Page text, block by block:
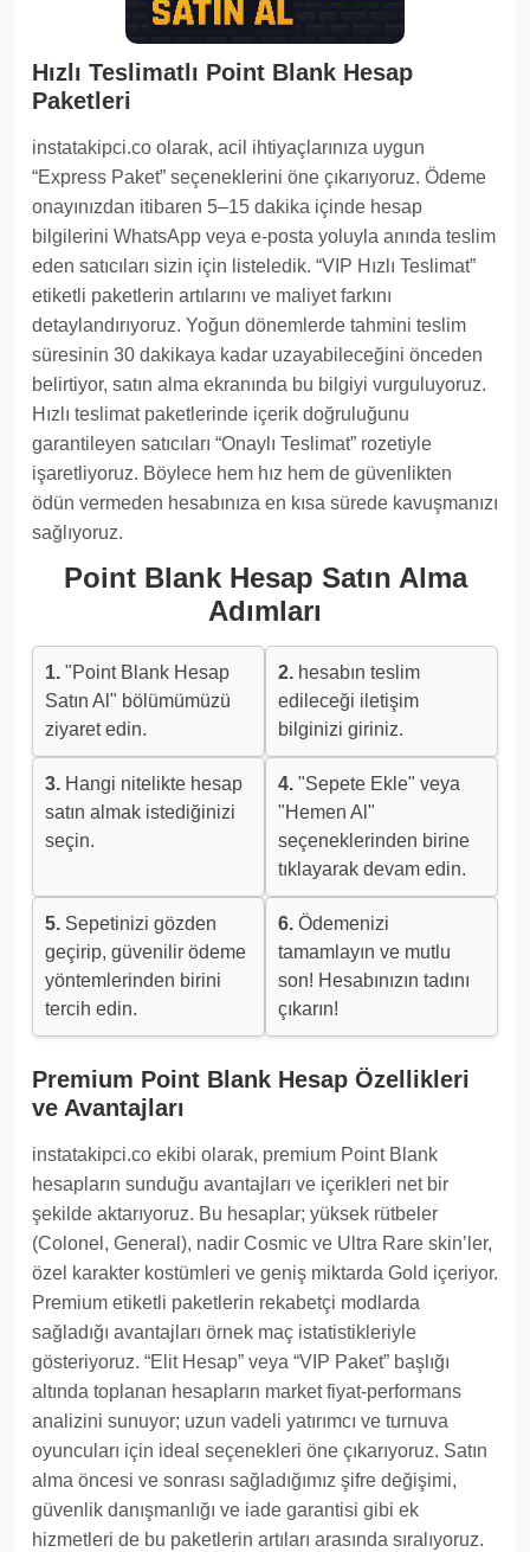
Hızlı Teslimatlı Point Blank Hesap
Paketleri
instatakipci.co olarak, acil ihtiyaçlarınıza uygun
“Express Paket” seçeneklerini öne çıkarıyoruz. Ödeme
onayınızdan itibaren 5–15 dakika içinde hesap
bilgilerini WhatsApp veya e-posta yoluyla anında teslim
eden satıcıları sizin için listeledik. “VIP Hızlı Teslimat”
etiketli paketlerin artılarını ve maliyet farkını
detaylandırıyoruz. Yoğun dönemlerde tahmini teslim
süresinin 30 dakikaya kadar uzayabileceğini önceden
belirtiyor, satın alma ekranında bu bilgiyi vurguluyoruz.
Hızlı teslimat paketlerinde içerik doğruluğunu
garantileyen satıcıları “Onaylı Teslimat” rozetiyle
işaretliyoruz. Böylece hem hız hem de güvenlikten
ödün vermeden hesabınıza en kısa sürede kavuşmanızı
sağlıyoruz.
Point Blank Hesap Satın Alma
Adımları
1. "Point Blank Hesap
Satın Al" bölümümüzü
ziyaret edin.
2. hesabın teslim
edileceği iletişim
bilginizi giriniz.
3. Hangi nitelikte hesap
satın almak istediğinizi
seçin.
4. "Sepete Ekle" veya
"Hemen Al"
seçeneklerinden birine
tıklayarak devam edin.
5. Sepetinizi gözden
geçirip, güvenilir ödeme
yöntemlerinden birini
tercih edin.
6. Ödemenizi
tamamlayın ve mutlu
son! Hesabınızın tadını
çıkarın!
Premium Point Blank Hesap Özellikleri
ve Avantajları
instatakipci.co ekibi olarak, premium Point Blank
hesapların sunduğu avantajları ve içerikleri net bir
şekilde aktarıyoruz. Bu hesaplar; yüksek rütbeler
(Colonel, General), nadir Cosmic ve Ultra Rare skin’ler,
özel karakter kostümleri ve geniş miktarda Gold içeriyor.
Premium etiketli paketlerin rekabetçi modlarda
sağladığı avantajları örnek maç istatistikleriyle
gösteriyoruz. “Elit Hesap” veya “VIP Paket” başlığı
altında toplanan hesapların market fiyat-performans
analizini sunuyor; uzun vadeli yatırımcı ve turnuva
oyuncuları için ideal seçenekleri öne çıkarıyoruz. Satın
alma öncesi ve sonrası sağladığımız şifre değişimi,
güvenlik danışmanlığı ve iade garantisi gibi ek
hizmetleri de bu paketlerin artıları arasında sıralıyoruz.